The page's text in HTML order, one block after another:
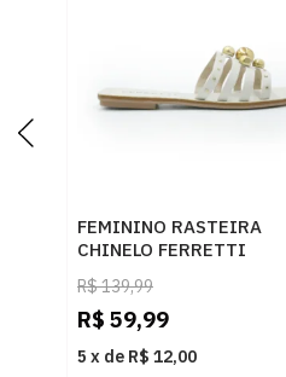
FEMININO RASTEIRA
CHINELO FERRETTI
82239100 OFF WHITE
R$139,99
R$ 59,99
5 x de R$ 12,00